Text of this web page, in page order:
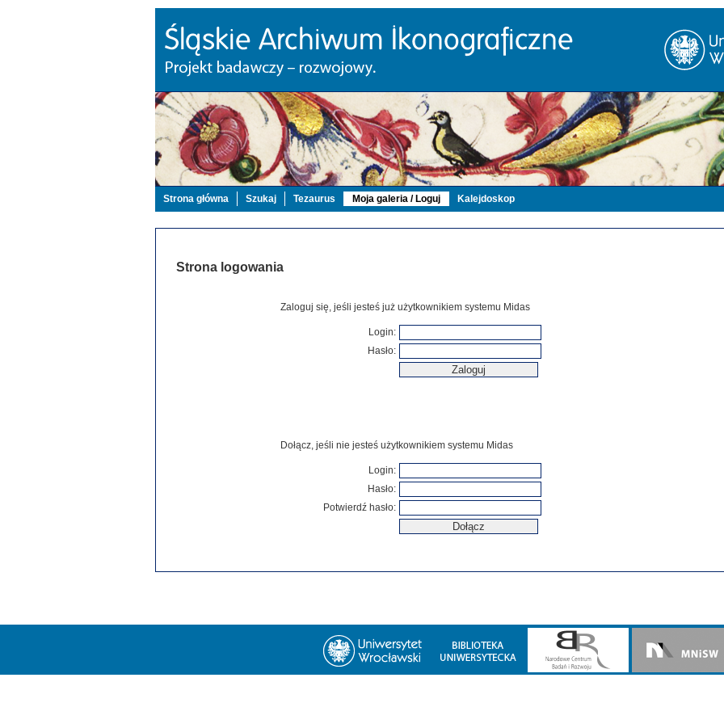
Strona główna Szukaj Tezaurus Moja galeria / Loguj Kalejdoskop
Strona logowania
Zaloguj się, jeśli jesteś już użytkownikiem systemu Midas
Login:
Hasło:
Dołącz, jeśli nie jesteś użytkownikiem systemu Midas
Login:
Hasło:
Potwierdź hasło: